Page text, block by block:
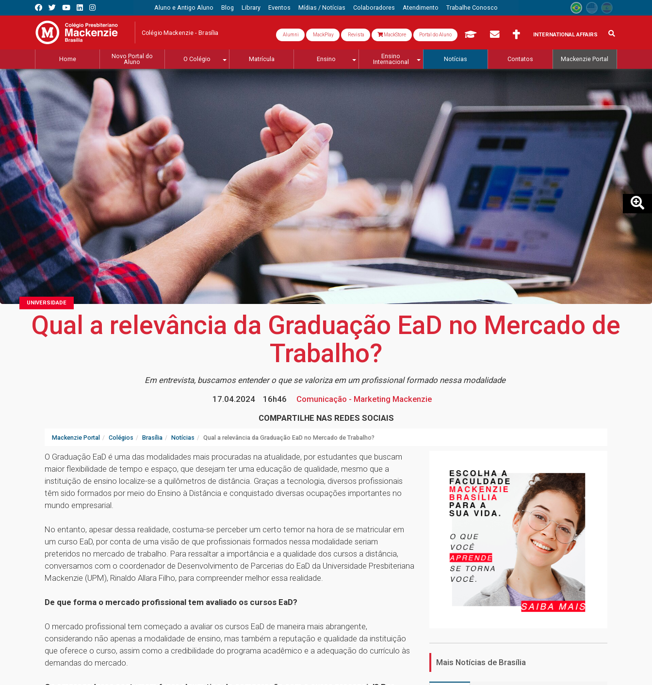
Aluno e Antigo Aluno Blog Library Eventos Mídias / Notícias Colaboradores Atendimento Trabalhe Conosco
Colégio Mackenzie - Brasília Alumni MackPlay Revista MackStore Portal do Aluno INTERNATIONAL AFFAIRS
Home
Novo Portal do
Aluno
O Colégio Matrícula Ensino
Ensino
Internacional
Notícias Contatos Mackenzie Portal
UNIVERSIDADE
Qual a relevância da Graduação EaD no Mercado de
Trabalho?
Em entrevista, buscamos entender o que se valoriza em um profissional formado nessa modalidade
17.04.2024
16h46
Comunicação - Marketing Mackenzie
COMPARTILHE NAS REDES SOCIAIS
Mackenzie Portal Colégios Brasília Notícias Qual a relevância da Graduação EaD no Mercado de Trabalho?
O Graduação EaD é uma das modalidades mais procuradas na atualidade, por estudantes que buscam
maior flexibilidade de tempo e espaço, que desejam ter uma educação de qualidade, mesmo que a
instituição de ensino localize-se a quilômetros de distância. Graças a tecnologia, diversos profissionais
têm sido formados por meio do Ensino à Distância e conquistado diversas ocupações importantes no
mundo empresarial.
No entanto, apesar dessa realidade, costuma-se perceber um certo temor na hora de se matricular em
um curso EaD, por conta de uma visão de que profissionais formados nessa modalidade seriam
preteridos no mercado de trabalho. Para ressaltar a importância e a qualidade dos cursos a distância,
conversamos com o coordenador de Desenvolvimento de Parcerias do EaD da Universidade Presbiteriana
Mackenzie (UPM), Rinaldo Allara Filho, para compreender melhor essa realidade.
De que forma o mercado profissional tem avaliado os cursos EaD?
O mercado profissional tem começado a avaliar os cursos EaD de maneira mais abrangente,
considerando não apenas a modalidade de ensino, mas também a reputação e qualidade da instituição
que oferece o curso, assim como a credibilidade do programa acadêmico e a adequação do currículo às
demandas do mercado.
Mais Notícias de Brasília